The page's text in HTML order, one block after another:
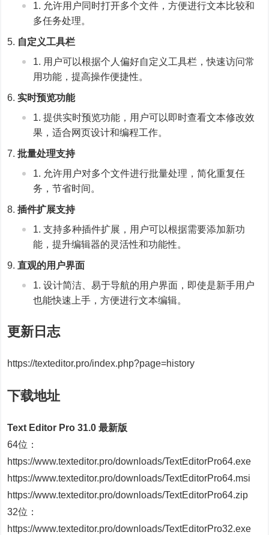
允许用户同时打开多个文件，方便进行文本比较和
多任务处理。
自定义工具栏
用户可以根据个人偏好自定义工具栏，快速访问常
用功能，提高操作便捷性。
实时预览功能
提供实时预览功能，用户可以即时查看文本修改效
果，适合网页设计和编程工作。
批量处理支持
允许用户对多个文件进行批量处理，简化重复任
务，节省时间。
插件扩展支持
支持多种插件扩展，用户可以根据需要添加新功
能，提升编辑器的灵活性和功能性。
直观的用户界面
设计简洁、易于导航的用户界面，即使是新手用户
也能快速上手，方便进行文本编辑。
更新日志
https://texteditor.pro/index.php?page=history
下载地址
Text Editor Pro 31.0 最新版
64位：
https://www.texteditor.pro/downloads/TextEditorPro64.exe
https://www.texteditor.pro/downloads/TextEditorPro64.msi
https://www.texteditor.pro/downloads/TextEditorPro64.zip
32位：
https://www.texteditor.pro/downloads/TextEditorPro32.exe